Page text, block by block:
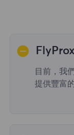
目前，我
提供豐富